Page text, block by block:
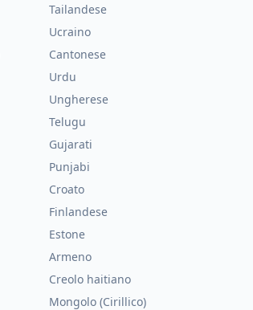
Tailandese
Ucraino
Cantonese
Urdu
Ungherese
Telugu
Gujarati
Punjabi
Croato
Finlandese
Estone
Armeno
Creolo haitiano
Mongolo (Cirillico)